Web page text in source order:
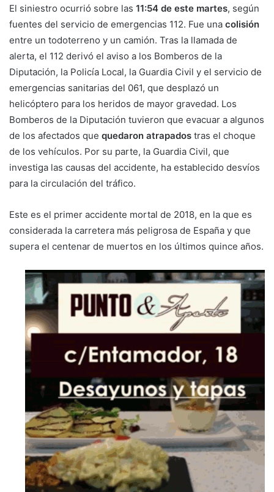
El siniestro ocurrió sobre las 11:54 de este martes, según
fuentes del servicio de emergencias 112. Fue una colisión
entre un todoterreno y un camión. Tras la llamada de
alerta, el 112 derivó el aviso a los Bomberos de la
Diputación, la Policía Local, la Guardia Civil y el servicio de
emergencias sanitarias del 061, que desplazó un
helicóptero para los heridos de mayor gravedad. Los
Bomberos de la Diputación tuvieron que evacuar a algunos
de los afectados que quedaron atrapados tras el choque
de los vehículos. Por su parte, la Guardia Civil, que
investiga las causas del accidente, ha establecido desvíos
para la circulación del tráfico.
Este es el primer accidente mortal de 2018, en la que es
considerada la carretera más peligrosa de España y que
supera el centenar de muertos en los últimos quince años.